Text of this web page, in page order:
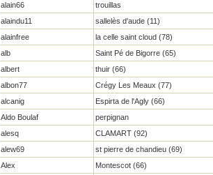
alain66
trouillas
alaindu11
sallelès d'aude (11)
alainfree
la celle saint cloud (78)
alb
Saint Pé de Bigorre (65)
albert
thuir (66)
albon77
Crégy Les Meaux (77)
alcanig
Espirta de l'Agly (66)
Aldo Boulaf
perpignan
alesq
CLAMART (92)
alew69
st pierre de chandieu (69)
Alex
Montescot (66)